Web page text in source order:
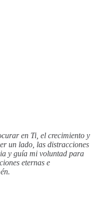
en Ti, el crecimiento y
un lado, las distracciones
y guía mi voluntad para
eternas e